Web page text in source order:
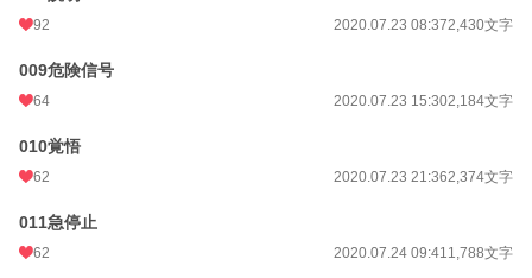
累計ポイント
92 2020.07.23 08:372,430文字
009危険信号
64 2020.07.23 15:302,184文字
010覚悟
62 2020.07.23 21:362,374文字
011急停止
62 2020.07.24 09:411,788文字